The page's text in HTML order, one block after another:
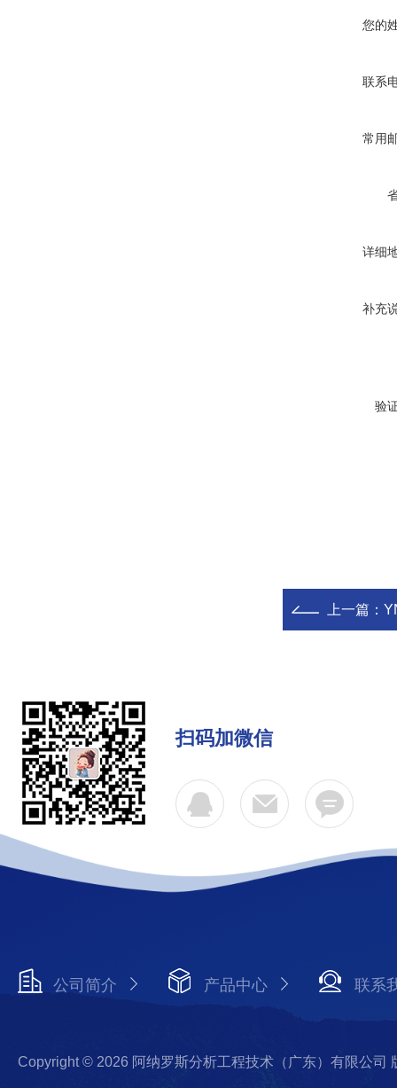
您的
联系
常用
详细
补充
验
上一篇：
扫码加微信
公司简介 产品中心 联系
Copyright © 2026 阿纳罗斯分析工程技术（广东）有限公司